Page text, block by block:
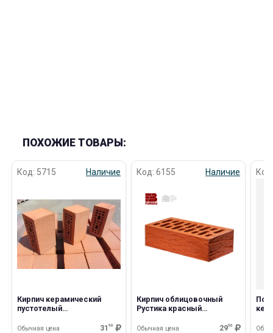
ПОХОЖИЕ ТОВАРЫ:
Код: 5715 Наличие
Кирпич керамический
пустотелый
Р/168шт
3190
Обычная цена
Код: 6155 Наличие
Кирпич облицовочный
Рустика красный
2990
Обычная цена